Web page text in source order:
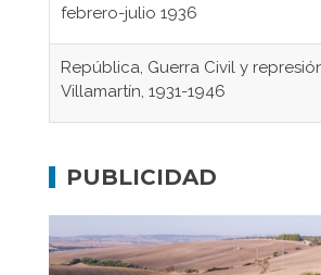
febrero-julio 1936
República, Guerra Civil y
Villamartín, 1931-1946
concentración nazis
fundaciones de Bornos
PUBLICIDAD